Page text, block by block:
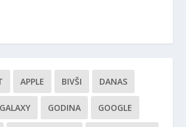
APPLE BIVŠI DANAS
GALAXY GODINA GOOGLE